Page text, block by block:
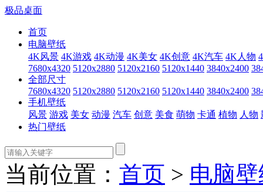
极品桌面
首页
电脑壁纸
4K风景 4K游戏 4K动漫 4K美女 4K创意 4K汽车 4K人物
7680x4320 5120x2880 5120x2160 5120x1440 3840x2400
全部尺寸
7680x4320 5120x2880 5120x2160 5120x1440 3840x2400
手机壁纸
风景 游戏 美女 动漫 汽车 创意 美食 萌物 卡通 植物 人物
热门壁纸
当前位置： 首页 > 电脑